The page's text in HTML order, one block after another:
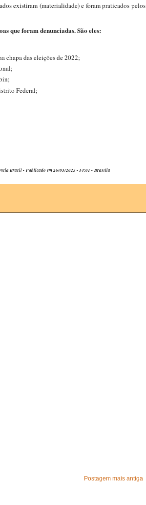
existiram (materialidade) e foram praticados pelos
que foram denunciadas. São eles:
chapa das eleições de 2022;
Federal;
Brasil - Publicado em 26/03/2025 - 14:01 - Brasília
Postagem mais antiga